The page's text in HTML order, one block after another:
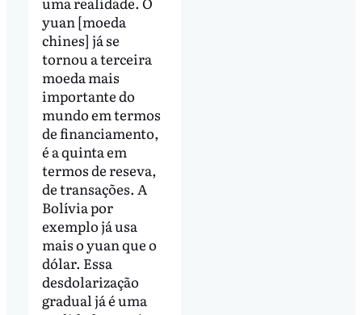
yuan [moeda
chines] já se
tornou a terceira
moeda mais
importante do
mundo em termos
de financiamento,
é a quinta em
termos de reseva,
de transações. A
Bolívia por
exemplo já usa
mais o yuan que o
dólar. Essa
desdolarização
gradual já é uma